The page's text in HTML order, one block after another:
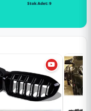
Stok Adet: 9